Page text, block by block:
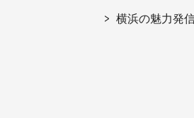
横浜の魅力発